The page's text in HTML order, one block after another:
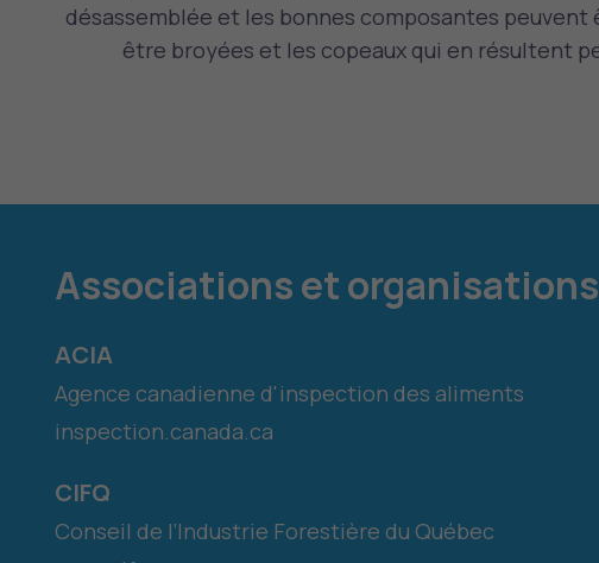
désassemblée et les bonnes composantes
être broyées et les copeaux qui en résultent
Associations et organisations
ACIA
Agence canadienne d'inspection des aliments
inspection.canada.ca
CIFQ
Conseil de l’Industrie Forestière du Québec